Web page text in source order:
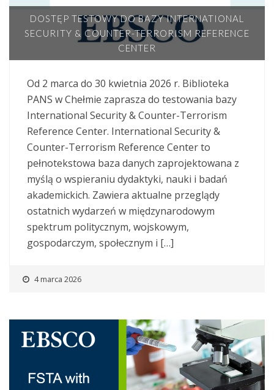
DOSTĘP TESTOWY DO BAZY INTERNATIONAL
SECURITY & COUNTER-TERRORISM REFERENCE
CENTER
Od 2 marca do 30 kwietnia 2026 r. Biblioteka
PANS w Chełmie zaprasza do testowania bazy
International Security & Counter-Terrorism
Reference Center. International Security &
Counter-Terrorism Reference Center to
pełnotekstowa baza danych zaprojektowana z
myślą o wspieraniu dydaktyki, nauki i badań
akademickich. Zawiera aktualne przeglądy
ostatnich wydarzeń w międzynarodowym
spektrum politycznym, wojskowym,
gospodarczym, społecznym i […]
4 marca 2026